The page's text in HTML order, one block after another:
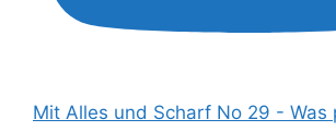
Mit Alles und Scharf No 29 - Was